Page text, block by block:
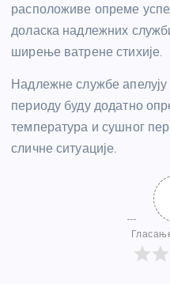
расположиве опреме
доласка надлежних
ширење ватрене стихије.
Надлежне службе
периоду буду додатно
температура и сушног
сличне ситуације.